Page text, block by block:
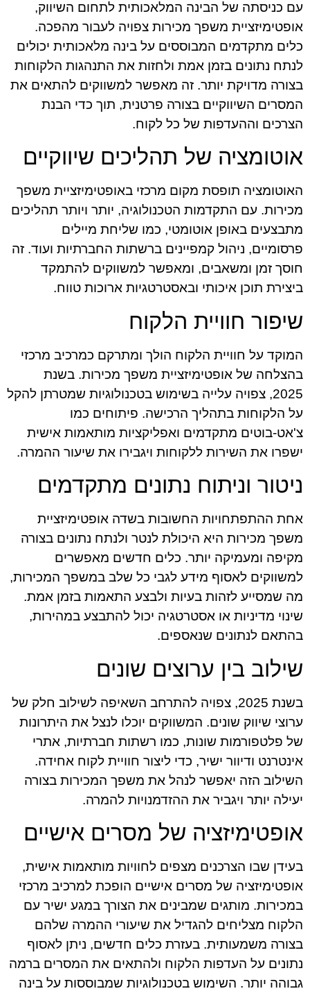
עם כניסתה של הבינה המלאכותית לתחום השיווק,
אופטימיזציית משפך מכירות צפויה לעבור מהפכה.
כלים מתקדמים המבוססים על בינה מלאכותית יכולים
לנתח נתונים בזמן אמת ולחזות את התנהגות הלקוחות
בצורה מדויקת יותר. זה מאפשר למשווקים להתאים את
המסרים השיווקיים בצורה פרטנית, תוך כדי הבנת
הצרכים וההעדפות של כל לקוח.
אוטומציה של תהליכים שיווקיים
האוטומציה תופסת מקום מרכזי באופטימיזציית משפך
מכירות. עם התקדמות הטכנולוגיה, יותר ויותר תהליכים
מתבצעים באופן אוטומטי, כמו שליחת מיילים
פרסומיים, ניהול קמפיינים ברשתות החברתיות ועוד. זה
חוסך זמן ומשאבים, ומאפשר למשווקים להתמקד
ביצירת תוכן איכותי ובאסטרטגיות ארוכות טווח.
שיפור חוויית הלקוח
המוקד על חוויית הלקוח הולך ומתרקם כמרכיב מרכזי
בהצלחה של אופטימיזציית משפך מכירות. בשנת
2025, צפויה עלייה בשימוש בטכנולוגיות שמטרתן להקל
על הלקוחות בתהליך הרכישה. פיתוחים כמו
צ'אט-בוטים מתקדמים ואפליקציות מותאמות אישית
ישפרו את השירות ללקוחות ויגבירו את שיעור ההמרה.
ניטור וניתוח נתונים מתקדמים
אחת ההתפתחויות החשובות בשדה אופטימיזציית
משפך מכירות היא היכולת לנטר ולנתח נתונים בצורה
מקיפה ומעמיקה יותר. כלים חדשים מאפשרים
למשווקים לאסוף מידע לגבי כל שלב במשפך המכירות,
מה שמסייע לזהות בעיות ולבצע התאמות בזמן אמת.
שינוי מדיניות או אסטרטגיה יכול להתבצע במהירות,
בהתאם לנתונים שנאספים.
שילוב בין ערוצים שונים
בשנת 2025, צפויה להתרחב השאיפה לשילוב חלק של
ערוצי שיווק שונים. המשווקים יוכלו לנצל את היתרונות
של פלטפורמות שונות, כמו רשתות חברתיות, אתרי
אינטרנט ודיוור ישיר, כדי ליצור חוויית לקוח אחידה.
השילוב הזה יאפשר לנהל את משפך המכירות בצורה
יעילה יותר ויגביר את ההזדמנויות להמרה.
אופטימיזציה של מסרים אישיים
בעידן שבו הצרכנים מצפים לחוויות מותאמות אישית,
אופטימיזציה של מסרים אישיים הופכת למרכיב מרכזי
במכירות. מותגים שמבינים את הצורך במגע ישיר עם
הלקוח מצליחים להגדיל את שיעורי ההמרה שלהם
בצורה משמעותית. בעזרת כלים חדשים, ניתן לאסוף
נתונים על העדפות הלקוח ולהתאים את המסרים ברמה
גבוהה יותר. השימוש בטכנולוגיות שמבוססות על בינה